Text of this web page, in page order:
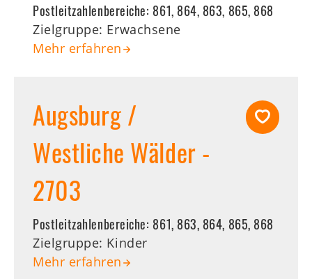
Postleitzahlenbereiche: 861, 864, 863, 865, 868
Zielgruppe: Erwachsene
Mehr erfahren
Augsburg /
Westliche Wälder -
2703
Postleitzahlenbereiche: 861, 863, 864, 865, 868
Zielgruppe: Kinder
Mehr erfahren